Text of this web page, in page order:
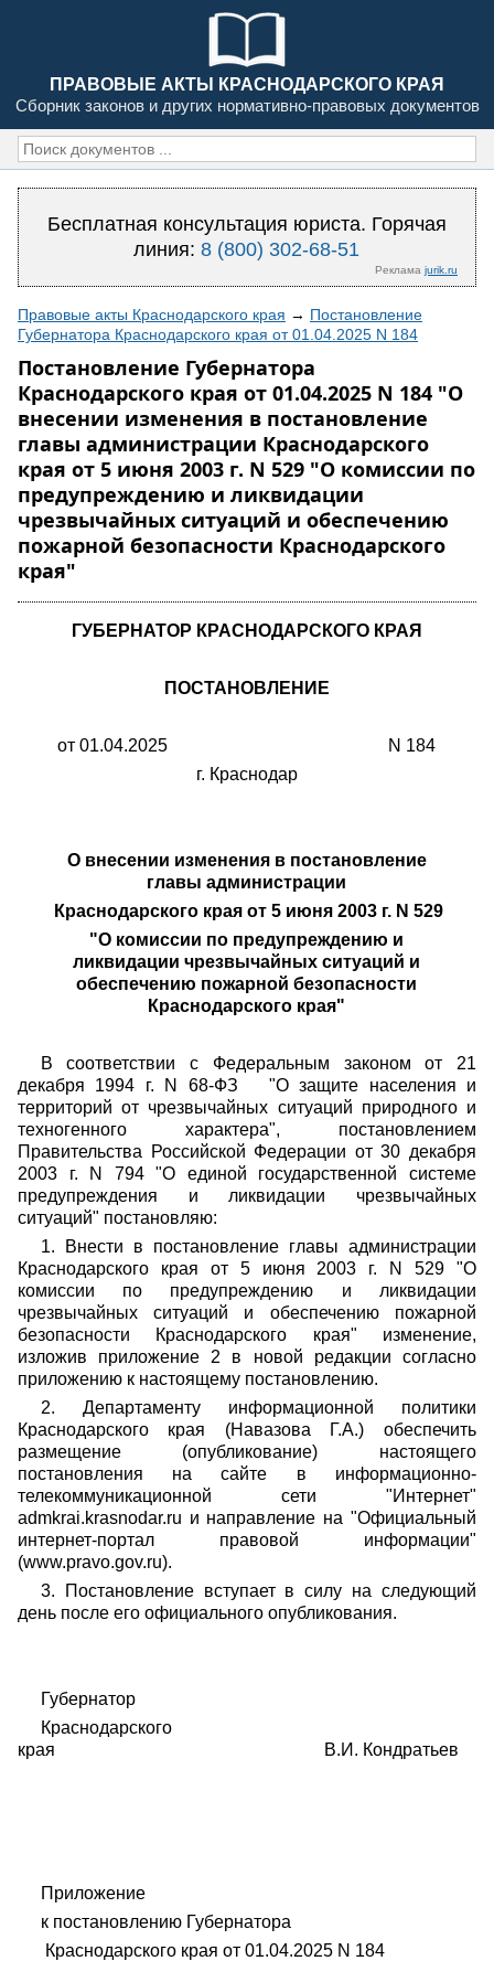
ПРАВОВЫЕ АКТЫ КРАСНОДАРСКОГО КРАЯ
Сборник законов и других нормативно-правовых документов
Бесплатная консультация юриста. Горячая
линия:8 (800) 302-68-51
Реклама jurik.ru
Правовые акты Краснодарского края → Постановление
Губернатора Краснодарского края от 01.04.2025 N 184
Постановление Губернатора
Краснодарского края от 01.04.2025 N 184 "О
внесении изменения в постановление
главы администрации Краснодарского
края от 5 июня 2003 г. N 529 "О комиссии по
предупреждению и ликвидации
чрезвычайных ситуаций и обеспечению
пожарной безопасности Краснодарского
края"
ГУБЕРНАТОР КРАСНОДАРСКОГО КРАЯ
ПОСТАНОВЛЕНИЕ
от 01.04.2025 N 184
г. Краснодар
О внесении изменения в постановление
главы администрации
Краснодарского края от 5 июня 2003 г. N 529
"О комиссии по предупреждению и
ликвидации чрезвычайных ситуаций и
обеспечению пожарной безопасности
Краснодарского края"
В соответствии с Федеральным законом от 21
декабря 1994 г. N 68-ФЗ "О защите населения и
территорий от чрезвычайных ситуаций природного и
техногенного характера", постановлением
Правительства Российской Федерации от 30 декабря
2003 г. N 794 "О единой государственной системе
предупреждения и ликвидации чрезвычайных
ситуаций" постановляю:
1. Внести в постановление главы администрации
Краснодарского края от 5 июня 2003 г. N 529 "О
комиссии по предупреждению и ликвидации
чрезвычайных ситуаций и обеспечению пожарной
безопасности Краснодарского края" изменение,
изложив приложение 2 в новой редакции согласно
приложению к настоящему постановлению.
2. Департаменту информационной политики
Краснодарского края (Навазова Г.А.) обеспечить
размещение (опубликование) настоящего
постановления на сайте в информационно-
телекоммуникационной сети "Интернет"
admkrai.krasnodar.ru и направление на "Официальный
интернет-портал правовой информации"
(www.pravo.gov.ru).
3. Постановление вступает в силу на следующий
день после его официального опубликования.
Губернатор
Краснодарского
края В.И. Кондратьев
Приложение
к постановлению Губернатора
Краснодарского края от 01.04.2025 N 184